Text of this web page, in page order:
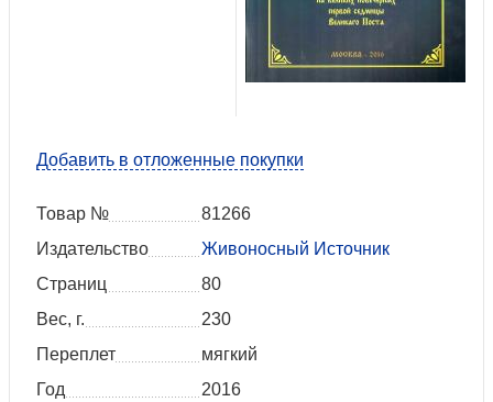
Добавить в отложенные покупки
Товар №
81266
Издательство
Живоносный Источник
Страниц
80
Вес, г.
230
Переплет
мягкий
Год
2016